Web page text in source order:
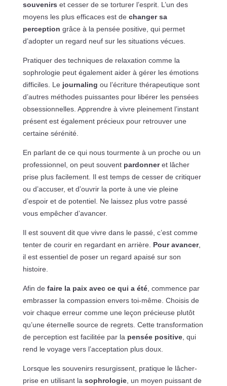
souvenirs et cesser de se torturer l’esprit. L’un des
moyens les plus efficaces est de changer sa
perception grâce à la pensée positive, qui permet
d’adopter un regard neuf sur les situations vécues.
Pratiquer des techniques de relaxation comme la
sophrologie peut également aider à gérer les émotions
difficiles. Le journaling ou l’écriture thérapeutique sont
d’autres méthodes puissantes pour libérer les pensées
obsessionnelles. Apprendre à vivre pleinement l’instant
présent est également précieux pour retrouver une
certaine sérénité.
En parlant de ce qui nous tourmente à un proche ou un
professionnel, on peut souvent pardonneret lâcher
prise plus facilement. Il est temps de cesser de critiquer
ou d’accuser, et d’ouvrir la porte à une vie pleine
d’espoir et de potentiel. Ne laissez plus votre passé
vous empêcher d’avancer.
Il est souvent dit que vivre dans le passé, c’est comme
tenter de courir en regardant en arrière. Pour avancer,
il est essentiel de poser un regard apaisé sur son
histoire.
Afin de faire la paix avec ce qui a été, commence par
embrasser la compassion envers toi-même. Choisis de
voir chaque erreur comme une leçon précieuse plutôt
qu’une éternelle source de regrets. Cette transformation
de perception est facilitée par la pensée positive, qui
rend le voyage vers l’acceptation plus doux.
Lorsque les souvenirs resurgissent, pratique le lâcher-
prise en utilisant la sophrologie, un moyen puissant de